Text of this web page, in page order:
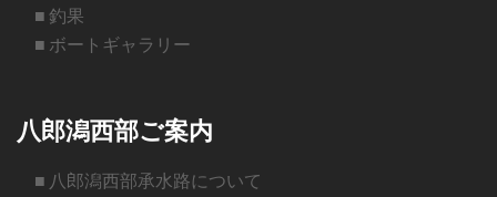
■ 釣果
■ ボートギャラリー
八郎潟西部ご案内
■ 八郎潟西部承水路について